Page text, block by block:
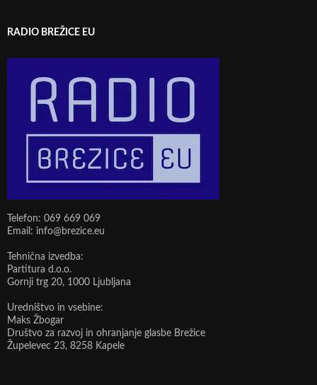
RADIO BREŽICE EU
Telefon: 069 669 069
Email: info@brezice.eu
Tehnična izvedba:
Partitura d.o.o.
Gornji trg 20, 1000 Ljubljana
Uredništvo in vsebine:
Maks Žbogar
Društvo za razvoj in ohranjanje glasbe Brežice
Župelevec 23, 8258 Kapele